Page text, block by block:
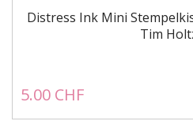
Distress Ink Mini
Tim
5.00 CHF